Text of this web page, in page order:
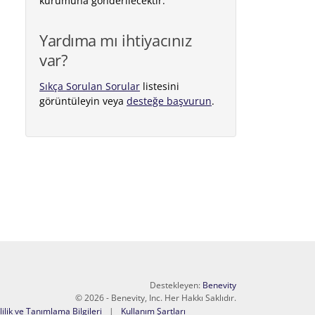
Yardıma mı ihtiyacınız
var?
Sıkça Sorulan Sorularlistesini
görüntüleyin veya desteğe başvurun.
Destekleyen: Benevity
© 2026 - Benevity, Inc. Her Hakkı Saklıdır.
ve Tanımlama Bilgileri
Kullanım Şartları